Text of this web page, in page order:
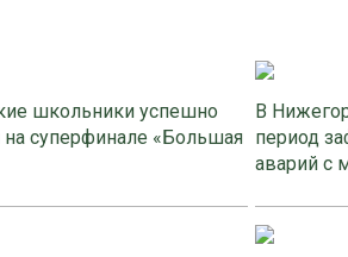
школьники успешно
на суперфинале «Большая
В
период
аварий с